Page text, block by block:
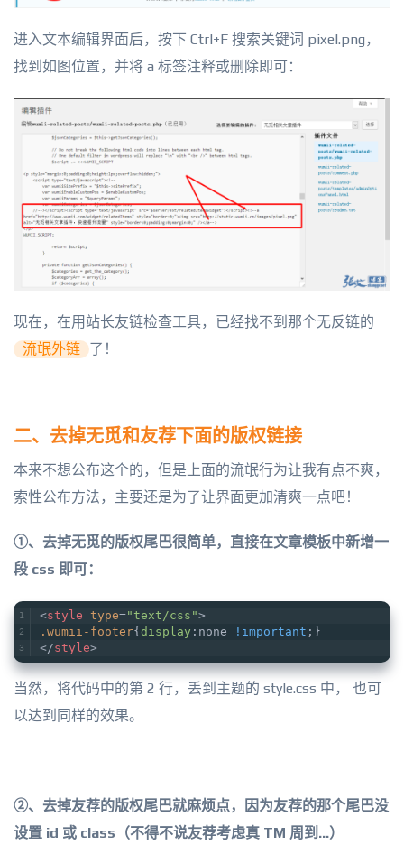
进入文本编辑界面后，按下 Ctrl+F 搜索关键词 pixel.png，
找到如图位置，并将 a 标签注释或删除即可：
现在，在用站长友链检查工具，已经找不到那个无反链的
流氓外链 了！
二、去掉无觅和友荐下面的版权链接
本来不想公布这个的，但是上面的流氓行为让我有点不爽，
索性公布方法，主要还是为了让界面更加清爽一点吧！
①、去掉无觅的版权尾巴很简单，直接在文章模板中新增一
段 css 即可：
<style type="text/css">
.wumii-footer{ display :none !important ;}
</style>
当然，将代码中的第 2 行，丢到主题的 style.css 中， 也可
以达到同样的效果。
②、去掉友荐的版权尾巴就麻烦点，因为友荐的那个尾巴没
设置 id 或 class（不得不说友荐考虑真 TM 周到...）